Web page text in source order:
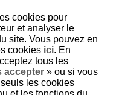
cookies pour
et analyser le
site. Vous pouvez en
cookies ici. En
tous les
accepter » ou si vous
les cookies